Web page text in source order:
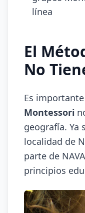
línea
El
No
Es
Montessori
geografía. Ya
localidad de
parte de
principios